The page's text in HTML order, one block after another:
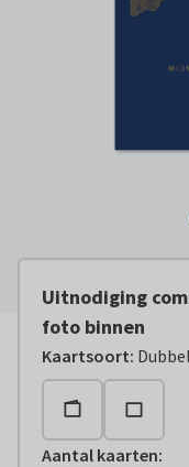
Uitnodiging
foto binnen
Kaartsoort:
Aantal kaarten: